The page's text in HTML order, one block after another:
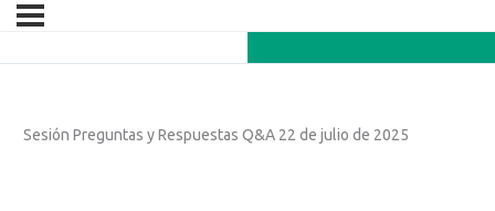
Sesión Preguntas y Respuestas Q&A 22 de julio de 2025